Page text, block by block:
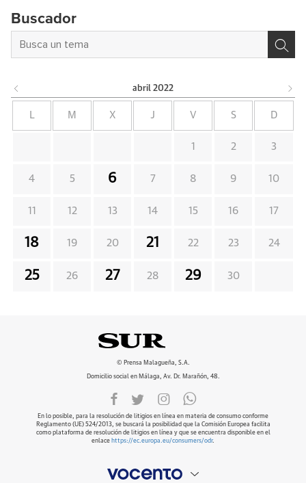
Buscador
abril 2022
L M X J V S D
1 2 3
4 5 6 7 8 9 10
11 12 13 14 15 16 17
18 19 20 21 22 23 24
25 26 27 28 29 30
© Prensa Malagueña, S.A.
Domicilio social en Málaga, Av. Dr. Marañón, 48.
En lo posible, para la resolución de litigios en línea en materia de consumo conforme
Reglamento (UE) 524/2013, se buscará la posibilidad que la Comisión Europea facilita
como plataforma de resolución de litigios en línea y que se encuentra disponible en el
enlace https://ec.europa.eu/consumers/odr.